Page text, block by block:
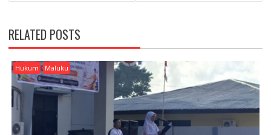
V
I
G
A
T
O
RELATED POSTS
Hukum Maluku